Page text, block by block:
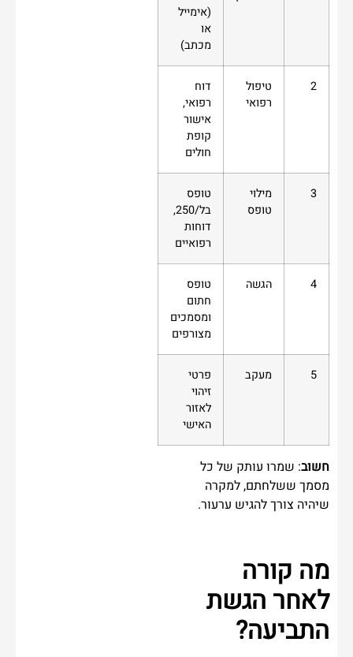
(אימייל
או
מכתב)
2
טיפול
רפואי
דוח
רפואי,
אישור
קופת
חולים
3
מילוי
טופס
טופס
בל/250,
דוחות
רפואיים
4 הגשה
טופס
חתום
ומסמכים
מצורפים
5 מעקב
פרטי
זיהוי
לאזור
האישי
חשוב: שמרו עותק של כל
מסמך ששלחתם, למקרה
שיהיה צורך להגיש ערעור.
מה קורה
לאחר הגשת
התביעה?